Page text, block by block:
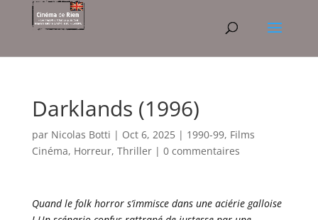
Darklands (1996)
par Nicolas Botti | Oct 6, 2025| 1990-99, Films
Cinéma, Horreur, Thriller| 0 commentaires
Quand le folk horror s’immisce dans une aciérie galloise